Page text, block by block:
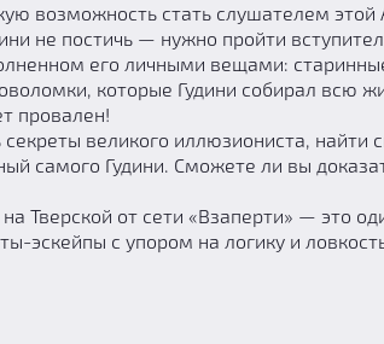
возможность стать слушателем
не постичь — нужно пройти
его личными вещами:
которые Гудини собирал всю
провален!
секреты великого иллюзиониста,
самого Гудини. Сможете ли вы
Тверской от сети «Взаперти» — это
эскейпы с упором на логику и